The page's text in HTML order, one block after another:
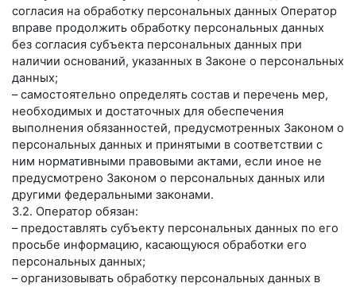
согласия на обработку персональных данных Оператор
вправе продолжить обработку персональных данных
без согласия субъекта персональных данных при
наличии оснований, указанных в Законе о персональных
данных;
– самостоятельно определять состав и перечень мер,
необходимых и достаточных для обеспечения
выполнения обязанностей, предусмотренных Законом о
персональных данных и принятыми в соответствии с
ним нормативными правовыми актами, если иное не
предусмотрено Законом о персональных данных или
другими федеральными законами.
3.2. Оператор обязан:
– предоставлять субъекту персональных данных по его
просьбе информацию, касающуюся обработки его
персональных данных;
– организовывать обработку персональных данных в